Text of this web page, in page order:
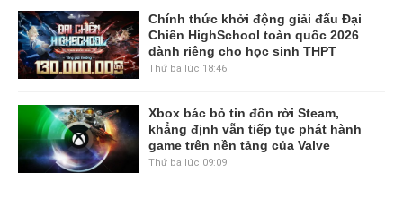
Chính thức khởi động giải đấu Đại
Chiến HighSchool toàn quốc 2026
dành riêng cho học sinh THPT
Thứ ba lúc 18:46
Xbox bác bỏ tin đồn rời Steam,
khẳng định vẫn tiếp tục phát hành
game trên nền tảng của Valve
Thứ ba lúc 09:09